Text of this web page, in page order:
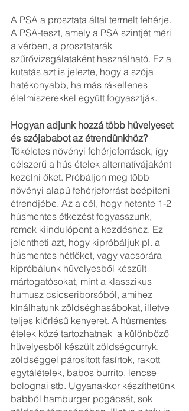
A PSA a prosztata által termelt fehérje.
A PSA-teszt, amely a PSA szintjét méri
a vérben, a prosztatarák
szűrővizsgálataként használható. Ez a
kutatás azt is jelezte, hogy a szója
hatékonyabb, ha más rákellenes
élelmiszerekkel együtt fogyasztják.
Hogyan adjunk hozzá több hüvelyeset
és szójababot az étrendünkhöz?
Tökéletes növényi fehérjeforrások, így
célszerű a hús ételek alternatívájaként
kezelni őket. Próbáljon meg több
növényi alapú fehérjeforrást beépíteni
étrendjébe. Az a cél, hogy hetente 1-2
húsmentes étkezést fogyasszunk,
remek kiindulópont a kezdéshez. Ez
jelentheti azt, hogy kipróbáljuk pl. a
húsmentes hétfőket, vagy vacsorára
kipróbálunk hüvelyesből készült
mártogatósokat, mint a klasszikus
humusz csicseriborsóból, amihez
kínálhatunk zöldséghasábokat, illetve
teljes kiőrlésű kenyeret. A húsmentes
ételek közé tartozhatnak  a különböző
hüvelyesből készült zöldségcurryk,
zöldséggel párosított fasírtok, rakott
egytálételek, babos burrito, lencse
bolognai stb. Ugyanakkor készíthetünk
babból hamburger pogácsát, sok